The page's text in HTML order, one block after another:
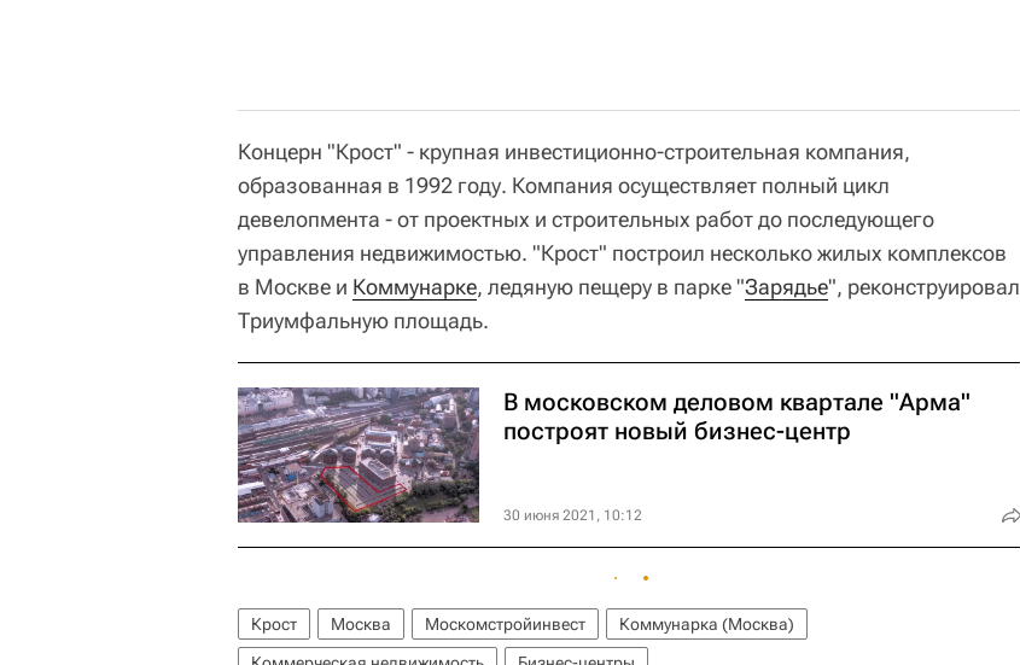
Концерн "Крост" - крупная инвестиционно-строительная компания,
образованная в 1992 году. Компания осуществляет полный цикл
девелопмента - от проектных и строительных работ до последующего
управления недвижимостью. "Крост" построил несколько жилых комплексов
в Москве и Коммунарке, ледяную пещеру в парке "Зарядье", реконструировал
Триумфальную площадь.
В московском деловом квартале "Арма"
построят новый бизнес-центр
30 июня 2021, 10:12
Крост Москва Москомстройинвест
Коммунарка (Москва)